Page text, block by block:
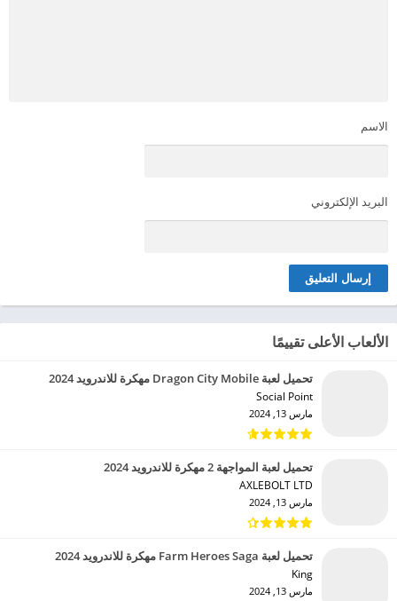
الاسم
البريد الإلكتروني
الألعاب الأعلى تقييمًا
تحميل لعبة Dragon City Mobile مهكرة للاندرويد 2024
Social Point‏
مارس 13, 2024
تحميل لعبة المواجهة 2 مهكرة للاندرويد 2024
AXLEBOLT LTD‏
مارس 13, 2024
تحميل لعبة Farm Heroes Saga مهكرة للاندرويد 2024
King‏
مارس 13, 2024